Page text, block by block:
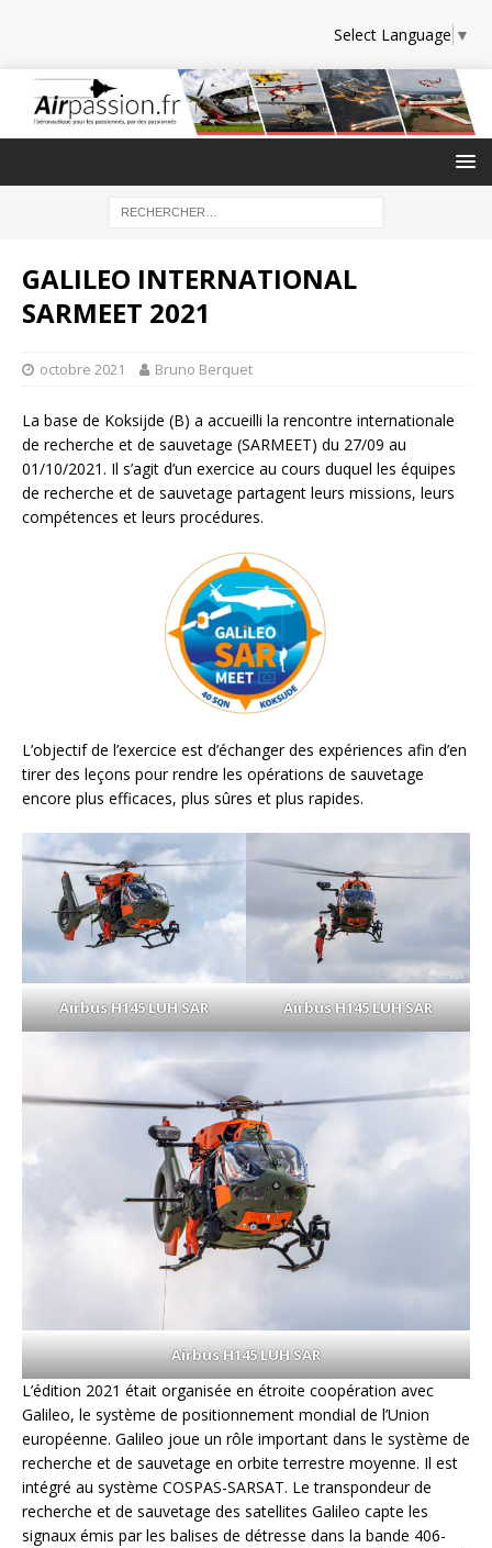
Select Language ▼
GALILEO INTERNATIONAL
SARMEET 2021
octobre 2021 Bruno Berquet
La base de Koksijde (B) a accueilli la rencontre internationale
de recherche et de sauvetage (SARMEET) du 27/09 au
01/10/2021. Il s’agit d’un exercice au cours duquel les équipes
de recherche et de sauvetage partagent leurs missions, leurs
compétences et leurs procédures.
L’objectif de l’exercice est d’échanger des expériences afin d’en
tirer des leçons pour rendre les opérations de sauvetage
encore plus efficaces, plus sûres et plus rapides.
Airbus H145 LUH SAR Airbus H145 LUH SAR
Airbus H145 LUH SAR
L’édition 2021 était organisée en étroite coopération avec
Galileo, le système de positionnement mondial de l’Union
européenne. Galileo joue un rôle important dans le système de
recherche et de sauvetage en orbite terrestre moyenne. Il est
intégré au système COSPAS-SARSAT. Le transpondeur de
recherche et de sauvetage des satellites Galileo capte les
signaux émis par les balises de détresse dans la bande 406-